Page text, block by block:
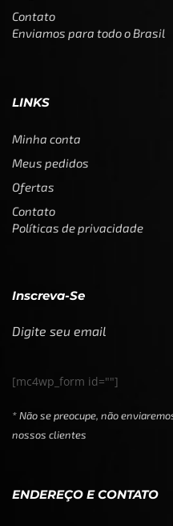
Contato
Enviamos para todo o Brasil
LINKS
Minha conta
Meus pedidos
Ofertas
Contato
Políticas de privacidade
Inscreva-Se
Digite seu email
[mc4wp_form id=""]
* Não se preocupe, não
nossos clientes
ENDEREÇO E CONTATO